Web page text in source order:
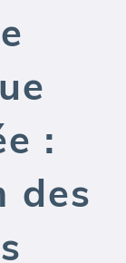
:
des